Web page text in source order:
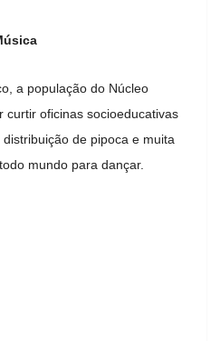
a população do Núcleo
curtir oficinas socioeducativas
de pipoca e muita
mundo para dançar.